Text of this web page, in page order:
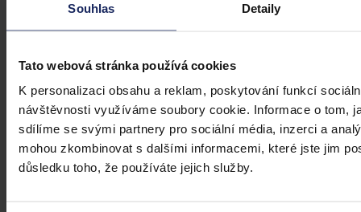
Souhlas Detaily
Tato webová stránka používá cookies
K personalizaci obsahu a reklam, poskytování funkcí
návštěvnosti využíváme soubory cookie. Informace o tom,
sdílíme se svými partnery pro sociální média, inzerci a
mohou zkombinovat s dalšími informacemi, které jste jim
důsledku toho, že používáte jejich služby.